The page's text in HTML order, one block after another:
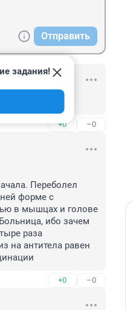
Отправить
+0 –0
задания!
Переболел
форме с
в мышцах и голове
ибо зачем
раза
на антитела равен
+0 –0